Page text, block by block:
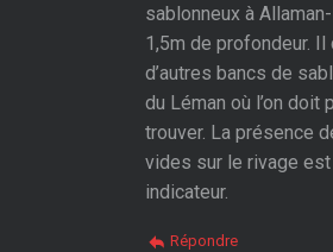
sablonneux à
1,5m de profondeur.
d’autres bancs de
du Léman où l’on doit
trouver. La présence
vides sur le rivage est
indicateur.
Répondre